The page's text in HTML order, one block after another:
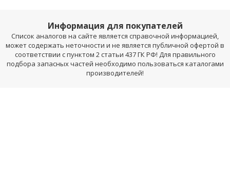
Информация для покупателей
Список аналогов на сайте является справочной информацией,
может содержать неточности и не является публичной офертой в
соответствии с пунктом 2 статьи 437 ГК РФ! Для правильного
подбора запасных частей необходимо пользоваться каталогами
производителей!